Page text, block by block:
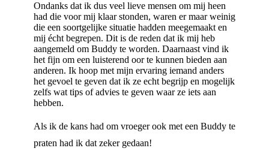
Ondanks dat ik dus veel lieve mensen om mij heen
had die voor mij klaar stonden, waren er maar weinig
die een soortgelijke situatie hadden meegemaakt en
mij écht begrepen. Dit is de reden dat ik mij heb
aangemeld om Buddy te worden. Daarnaast vind ik
het fijn om een luisterend oor te kunnen bieden aan
anderen. Ik hoop met mijn ervaring iemand anders
het gevoel te geven dat ik ze echt begrijp en mogelijk
zelfs wat tips of advies te geven waar ze iets aan
hebben.
Als ik de kans had om vroeger ook met een Buddy te
praten had ik dat zeker gedaan!